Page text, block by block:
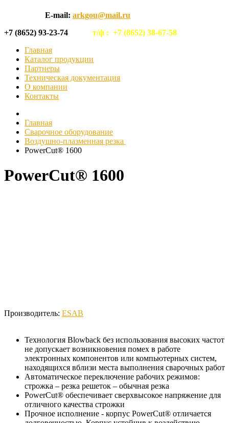
E-mail: arkgou@mail.ru
+7 (8652) 93-23-74 т/ф : +7 (8652) 38-67-58
Главная
Каталог продукции
Партнеры
Техническая документация
О компании
Контакты
Главная
Сварочное оборудование
Воздушно-плазменная резка
PowerCut® 1600
PowerCut® 1600
Производитель: ESAB
Технология Blowback без использования высоких частот
не допускает возникновения помех в работе
электронных компонентов или компьютерных систем,
находящихся вблизи места выполнения сварочных работ
Автоматическое переключение рабочих режимов:
строжка – резка решеток – обычная резка
PowerCut® обеспечивает сверхвысокое напряжение для
отличного качества строжки
Прочное исполнение - корпус PowerCut® отличается